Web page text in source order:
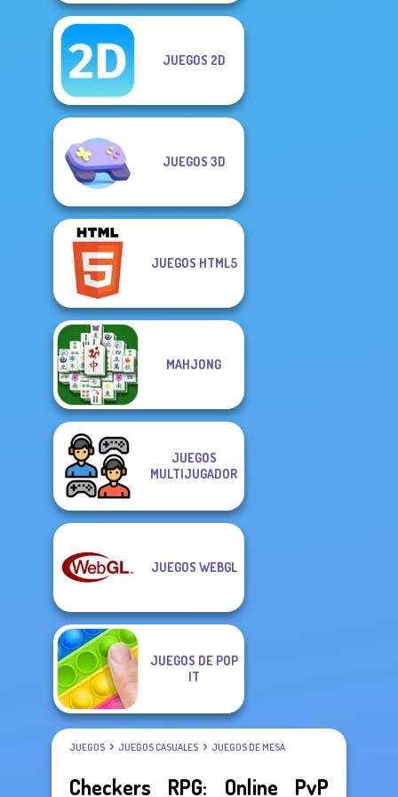
JUEGOS 2D
JUEGOS 3D
JUEGOS HTML5
MAHJONG
JUEGOS
MULTIJUGADOR
JUEGOS WEBGL
JUEGOS DE POP
IT
JUEGOS JUEGOS CASUALES JUEGOS DE MESA
Checkers RPG: Online PvP